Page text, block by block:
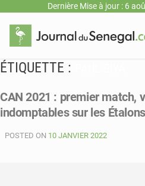
Dernière Mise à jour : 6
ÉTIQUETTE :
CAN 2021 : premier match,
indomptables sur les Étalons
POSTED ON 10 JANVIER 2022